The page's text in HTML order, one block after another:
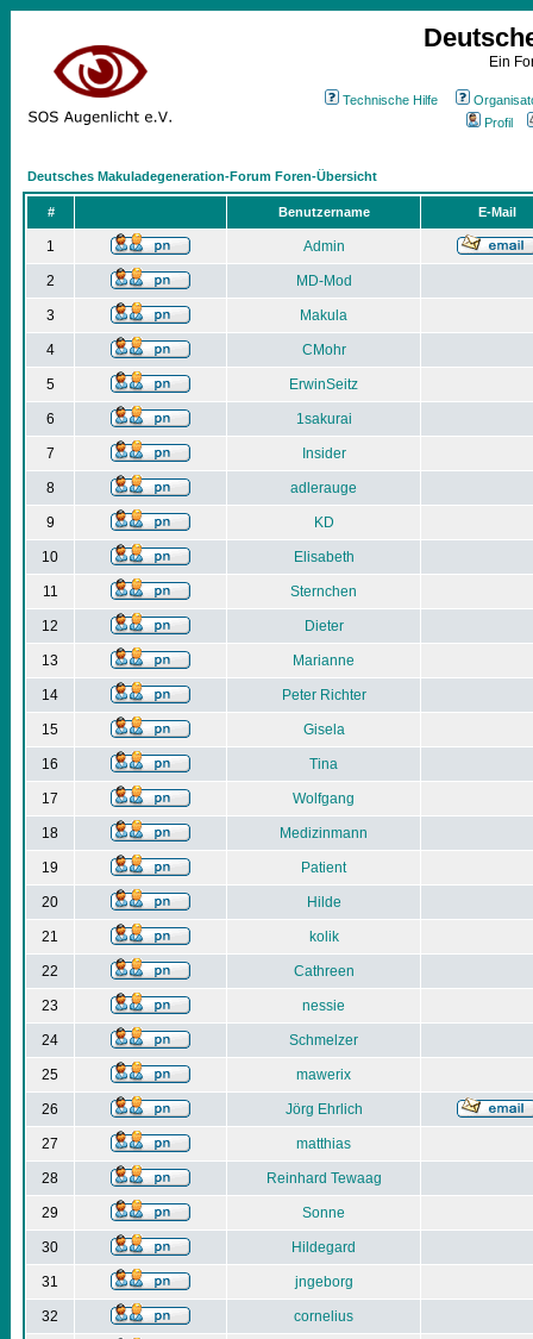
Ein
Technische Hilfe
Profil
Deutsches Makuladegeneration-Forum Foren-Übersicht
# Benutzername E-Mail
1 Admin
2 MD-Mod
3 Makula
4 CMohr
5 ErwinSeitz
6 1sakurai
7 Insider
8 adlerauge
9 KD
10 Elisabeth
11 Sternchen
12 Dieter
13 Marianne
14 Peter Richter
15 Gisela
16 Tina
17 Wolfgang
18 Medizinmann
19 Patient
20 Hilde
21 kolik
22 Cathreen
23 nessie
24 Schmelzer
25 mawerix
26 Jörg Ehrlich
27 matthias
28 Reinhard Tewaag
29 Sonne
30 Hildegard
31 jngeborg
32 cornelius